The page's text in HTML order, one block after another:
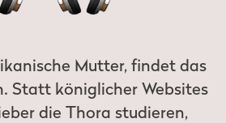
Mutter, findet das
Statt königlicher Websites
die Thora studieren,